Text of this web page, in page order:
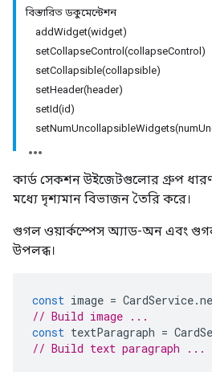
বিস্তারিত ডকুমেন্টেশন
addWidget(widget)
setCollapseControl(collapseControl)
setCollapsible(collapsible)
setHeader(header)
setId(id)
কার্ড সেকশন উইজেটগুলোর গ্রুপ
মধ্যে দৃশ্যমান বিভাজন তৈরি করে।
গুগল ওয়ার্কস্পেস অ্যাড-অন এবং
উপলব্ধ।
const image = CardService.
// Build image ...
const textParagraph =
// Build text paragraph ...